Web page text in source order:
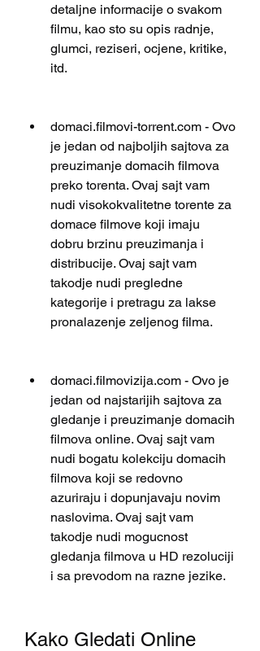
detaljne informacije o svakom
filmu, kao sto su opis radnje,
glumci, reziseri, ocjene, kritike,
itd.
domaci.filmovi-torrent.com - Ovo
je jedan od najboljih sajtova za
preuzimanje domacih filmova
preko torenta. Ovaj sajt vam
nudi visokokvalitetne torente za
domace filmove koji imaju
dobru brzinu preuzimanja i
distribucije. Ovaj sajt vam
takodje nudi pregledne
kategorije i pretragu za lakse
pronalazenje zeljenog filma.
domaci.filmovizija.com - Ovo je
jedan od najstarijih sajtova za
gledanje i preuzimanje domacih
filmova online. Ovaj sajt vam
nudi bogatu kolekciju domacih
filmova koji se redovno
azuriraju i dopunjavaju novim
naslovima. Ovaj sajt vam
takodje nudi mogucnost
gledanja filmova u HD rezoluciji
i sa prevodom na razne jezike.
Kako Gledati Online